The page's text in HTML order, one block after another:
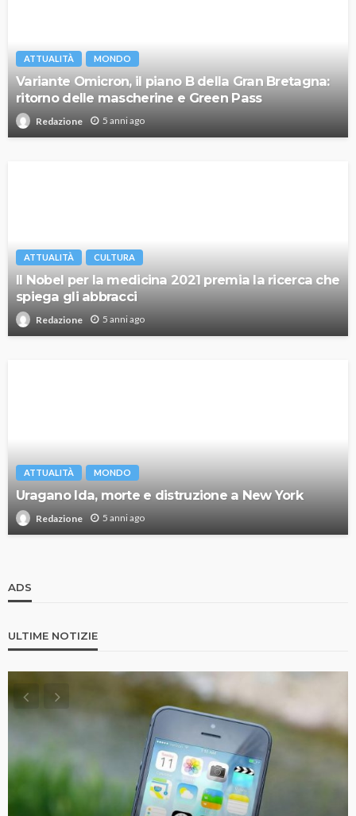
ATTUALITÀ MONDO
Variante Omicron, il piano B della Gran Bretagna:
ritorno delle mascherine e Green Pass
Redazione 5 anni ago
ATTUALITÀ CULTURA
Il Nobel per la medicina 2021 premia la ricerca che
spiega gli abbracci
Redazione 5 anni ago
ATTUALITÀ MONDO
Uragano Ida, morte e distruzione a New York
Redazione 5 anni ago
ADS
ULTIME NOTIZIE